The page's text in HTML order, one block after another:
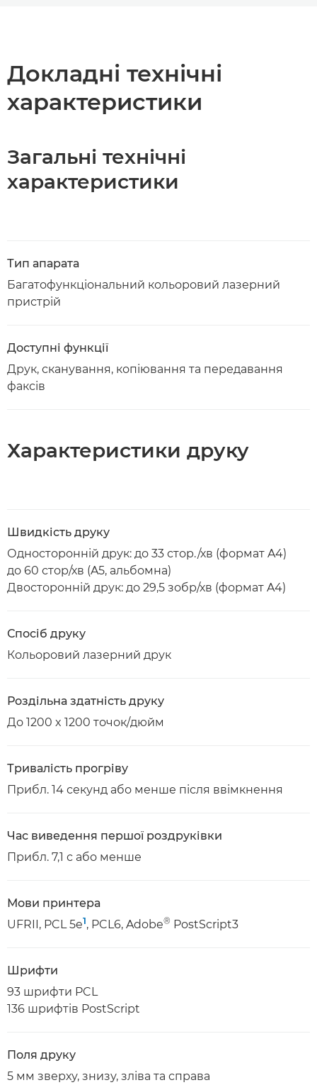
Докладні технічні
характеристики
Загальні технічні
характеристики
Тип апарата
Багатофункціональний кольоровий лазерний
пристрій
Доступні функції
Друк, сканування, копіювання та передавання
факсів
Характеристики друку
Швидкість друку
Односторонній друк: до 33 стор./хв (формат A4)
до 60 стор/хв (A5, альбомна)
Двосторонній друк: до 29,5 зобр/хв (формат A4)
Спосіб друку
Кольоровий лазерний друк
Роздільна здатність друку
До 1200 x 1200 точок/дюйм
Тривалість прогріву
Прибл. 14 секунд або менше після ввімкнення
Час виведення першої роздруківки
Прибл. 7,1 с або менше
Мови принтера
UFRII, PCL 5e1, PCL6, Adobe® PostScript3
Шрифти
93 шрифти PCL
136 шрифтів PostScript
Поля друку
5 мм зверху, знизу, зліва та справа